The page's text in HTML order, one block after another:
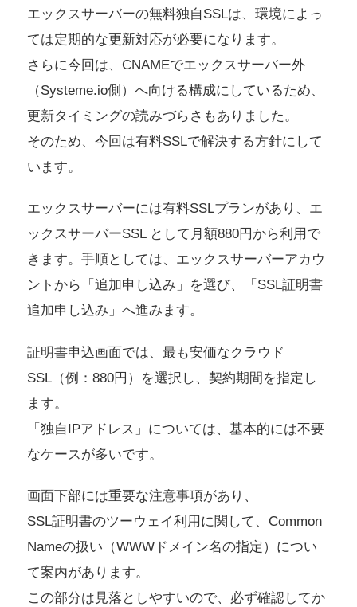
エックスサーバーの無料独自SSLは、環境によっ
ては定期的な更新対応が必要になります。
さらに今回は、CNAMEでエックスサーバー外
（Systeme.io側）へ向ける構成にしているため、
更新タイミングの読みづらさもありました。
そのため、今回は有料SSLで解決する方針にして
います。
エックスサーバーには有料SSLプランがあり、エ
ックスサーバーSSL として月額880円から利用で
きます。手順としては、エックスサーバーアカウ
ントから「追加申し込み」を選び、「SSL証明書
追加申し込み」へ進みます。
証明書申込画面では、最も安価なクラウド
SSL（例：880円）を選択し、契約期間を指定し
ます。
「独自IPアドレス」については、基本的には不要
なケースが多いです。
画面下部には重要な注意事項があり、
SSL証明書のツーウェイ利用に関して、Common
Nameの扱い（WWWドメイン名の指定）につい
て案内があります。
この部分は見落としやすいので、必ず確認してか